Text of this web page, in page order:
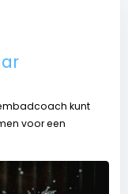
kunt
voor een